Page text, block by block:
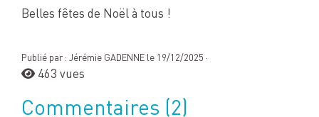
Belles fêtes de Noël à tous !
Publié par : Jérémie GADENNE le 19/12/2025 ·
463 vues
Commentaires (2)